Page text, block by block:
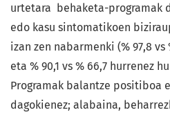
urtetara behaketa-programak
edo kasu sintomatikoen
izan zen nabarmenki (% 97,8 vs
eta % 90,1 vs % 66,7 hurrenez
Programak balantze positiboa
dagokienez; alabaina,